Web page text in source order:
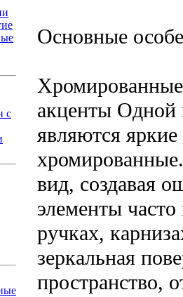
с
Основные
акценты Одной
являются
вид, создавая
элементы
ручках,
зеркальная
пространство,